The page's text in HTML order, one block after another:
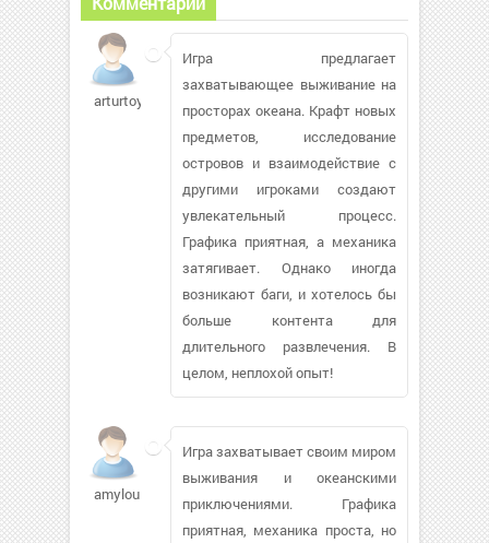
arturtoy
Игра предлагает
захватывающее выживание на
просторах океана. Крафт новых
предметов, исследование
островов и взаимодействие с
другими игроками создают
увлекательный процесс.
Графика приятная, а механика
затягивает. Однако иногда
возникают баги, и хотелось бы
больше контента для
длительного развлечения. В
целом, неплохой опыт!
amylou133
Игра захватывает своим миром
выживания и океанскими
приключениями. Графика
приятная, механика проста, но